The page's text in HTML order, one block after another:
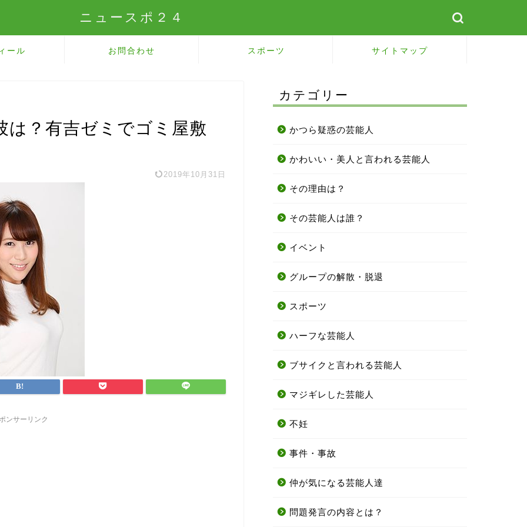
ニュースポ２４
ール お問合わせ スポーツ サイトマップ
は？有吉ゼミでゴミ屋敷
2019年10月31日
ンサーリンク
カテゴリー
かつら疑惑の芸能人
かわいい・美人と言われる芸能人
その理由は？
その芸能人は誰？
イベント
グループの解散・脱退
スポーツ
ハーフな芸能人
ブサイクと言われる芸能人
マジギレした芸能人
不妊
事件・事故
仲が気になる芸能人達
問題発言の内容とは？